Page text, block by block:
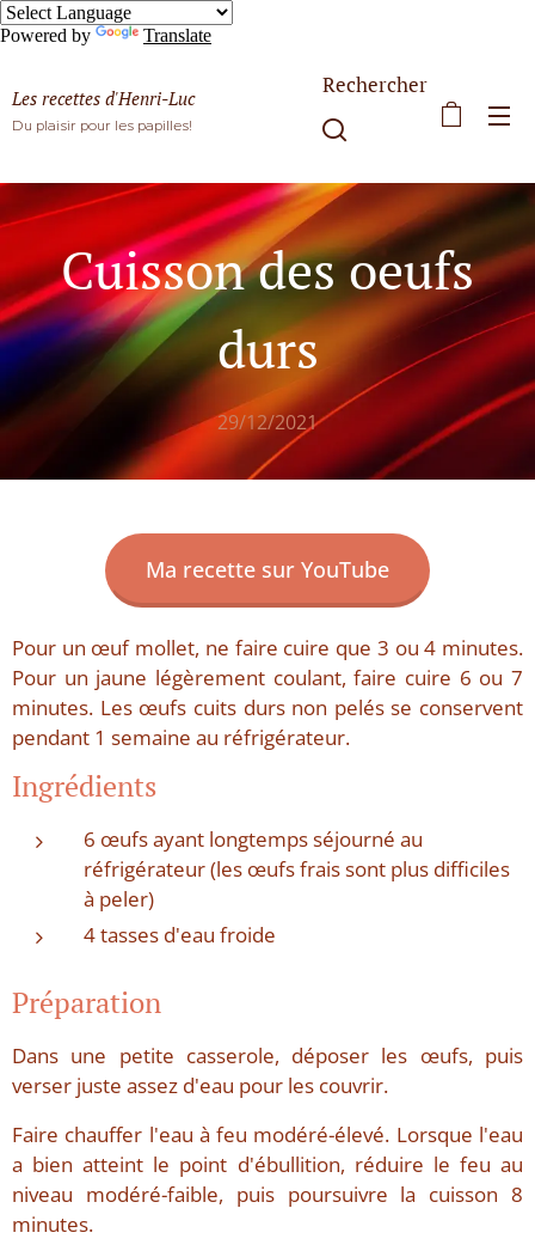
Powered by Translate
Les recettes d'Henri-Luc
Du plaisir pour les papilles!
Rechercher
Cuisson des oeufs
durs
29/12/2021
Ma recette sur YouTube
Pour un œuf mollet, ne faire cuire que 3 ou 4 minutes.
Pour un jaune légèrement coulant, faire cuire 6 ou 7
minutes. Les œufs cuits durs non pelés se conservent
pendant 1 semaine au réfrigérateur.
Ingrédients
6 œufs ayant longtemps séjourné au
réfrigérateur (les œufs frais sont plus difficiles
à peler)
4 tasses d'eau froide
Préparation
Dans une petite casserole, déposer les œufs, puis
verser juste assez d'eau pour les couvrir.
Faire chauffer l'eau à feu modéré-élevé. Lorsque l'eau
a bien atteint le point d'ébullition, réduire le feu au
niveau modéré-faible, puis poursuivre la cuisson 8
minutes.